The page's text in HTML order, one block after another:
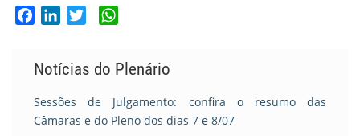
FacebookLinkedIn
Twitter
Notícias do Plenário
Sessões de Julgamento: confira o resumo das
Câmaras e do Pleno dos dias 7 e 8/07